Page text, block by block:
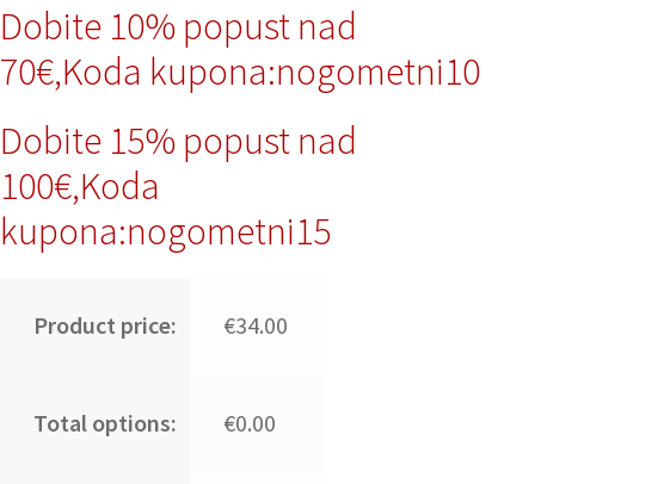
Dobite 10% popust nad
70€,Koda kupona:nogometni10
Dobite 15% popust nad
100€,Koda
kupona:nogometni15
Product price: €34.00
Total options: €0.00